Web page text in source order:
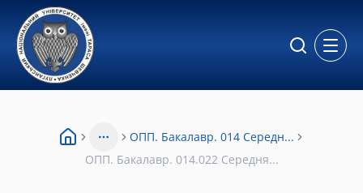
More ОПП. Бакалавр. 014 Середн...
ОПП. Бакалавр. 014.022 Середня...